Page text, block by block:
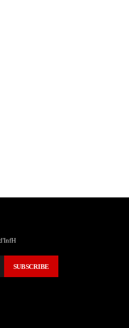
SUBSCRIBE